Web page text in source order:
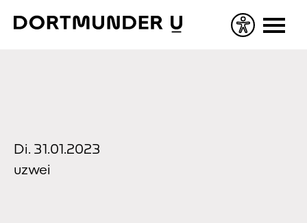
Di. 31.01.2023
uzwei